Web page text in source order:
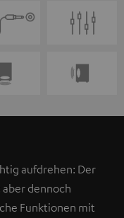
aufdrehen: Der
dennoch
Funktionen mit